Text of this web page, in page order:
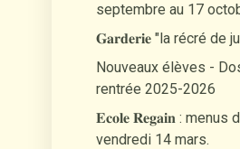
septembre au 17
𝐆𝐚𝐫𝐝𝐞𝐫𝐢𝐞 "la récré de
Nouveaux élèves -
rentrée 2025-2026
𝐄𝐜𝐨𝐥𝐞 𝐑𝐞𝐠𝐚𝐢𝐧 : menus
vendredi 14 mars.